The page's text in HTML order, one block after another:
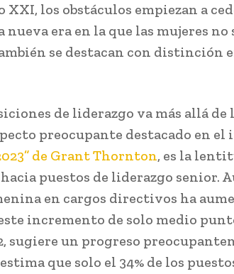
los obstáculos empiezan a
era en la que las mujeres no
se destacan con distinción
de liderazgo va más allá de
preocupante destacado en el
de Grant Thornton, es la
puestos de liderazgo senior.
en cargos directivos ha
incremento de solo medio
sugiere un progreso
que solo el 34% de los